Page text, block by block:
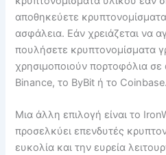
αποθηκεύετε
ασφάλεια. Εάν χρειάζεται να
πουλήσετε κρυπτονομίσματα
χρησιμοποιούν πορτοφόλια
Binance, το ByBit ή το Coinbase.
Μια άλλη επιλογή είναι το
προσελκύει επενδυτές
ευκολία και την ευρεία